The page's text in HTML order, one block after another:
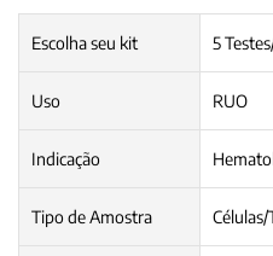
Escolha seu kit 5
Uso RUO
Indicação
Tipo de Amostra Células/